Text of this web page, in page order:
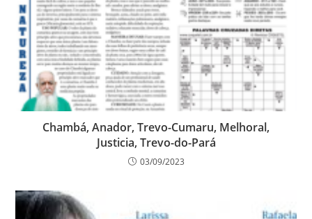
Chambá, Anador, Trevo-Cumaru, Melhoral,
Justicia, Trevo-do-Pará
03/09/2023